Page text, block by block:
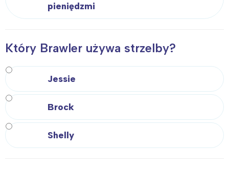
pieniędzmi
Który Brawler używa strzelby?
Jessie
Brock
Shelly